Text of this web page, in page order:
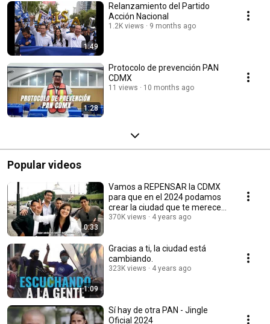
1:49
Relanzamiento del Partido
Acción Nacional
1.2K views 9 months ago
1:28
Protocolo de prevención PAN
CDMX
11 views 10 months ago
Popular videos
0:33
Vamos a REPENSAR la CDMX
para que en el 2024 podamos
crear la ciudad que te mereces.
#SíHayDeOtra
370K views 4 years ago
1:09
Gracias a ti, la ciudad está
cambiando.
323K views 4 years ago
Sí hay de otra PAN - Jingle
Oficial 2024